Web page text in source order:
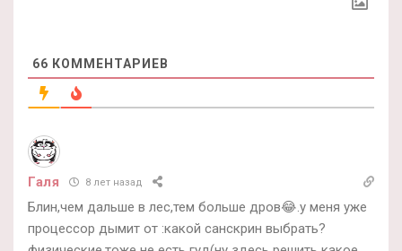
66 КОММЕНТАРИЕВ
Галя 8 лет назад
Блин,чем дальше в лес,тем больше дров😂.у меня уже
процессор дымит от :какой санскрин выбрать?